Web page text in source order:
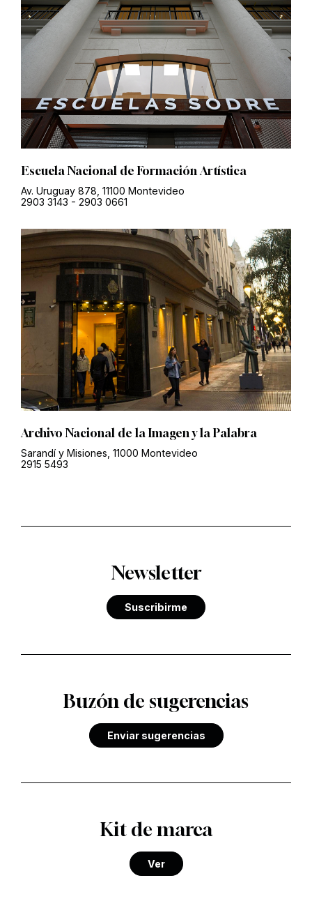
Escuela Nacional de Formación Artística
Av. Uruguay 878, 11100 Montevideo
2903 3143 - 2903 0661
Archivo Nacional de la Imagen y la Palabra
Sarandí y Misiones, 11000 Montevideo
2915 5493
Newsletter
Suscribirme
Buzón de sugerencias
Enviar sugerencias
Kit de marca
Ver